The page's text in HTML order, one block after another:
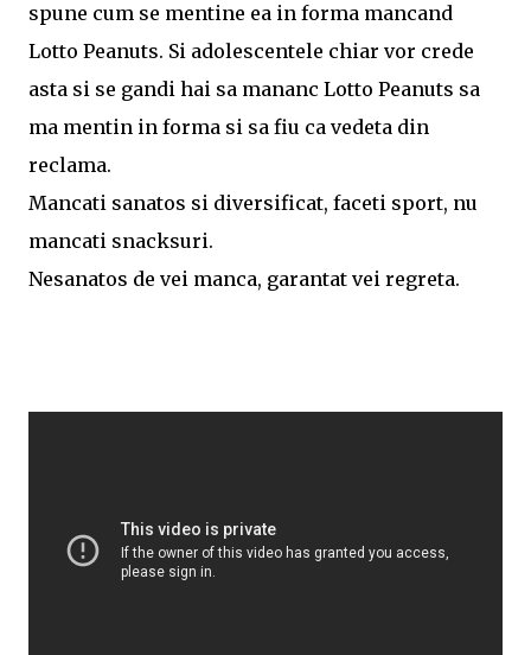
spune cum se mentine ea in forma mancand
Lotto Peanuts. Si adolescentele chiar vor crede
asta si se gandi hai sa mananc Lotto Peanuts sa
ma mentin in forma si sa fiu ca vedeta din
reclama.
Mancati sanatos si diversificat, faceti sport, nu
mancati snacksuri.
Nesanatos de vei manca, garantat vei regreta.